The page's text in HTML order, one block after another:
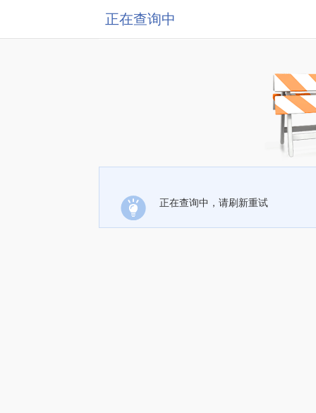
正在查询中
正在查询中，请刷新重试